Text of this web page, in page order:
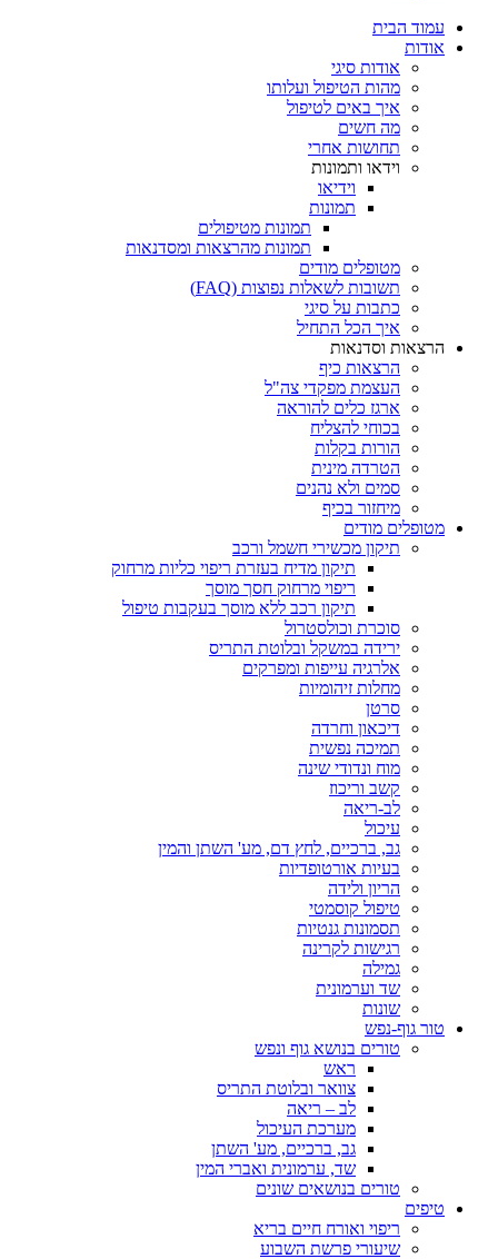
עמוד הבית
אודות
אודות סיגי
מהות הטיפול ועלותו
איך באים לטיפול
מה חשים
תחושות אחרי
וידאו ותמונות
וידיאו
תמונות
תמונות מטיפולים
תמונות מהרצאות ומסדנאות
מטופלים מודים
תשובות לשאלות נפוצות (FAQ)
כתבות על סיגי
איך הכל התחיל
הרצאות וסדנאות
הרצאות כיף
העצמת מפקדי צה"ל
ארגז כלים להוראה
בכוחי להצליח
הורות בקלות
הטרדה מינית
סמים ולא נהנים
מיחזור בכיף
מטופלים מודים
תיקון מכשירי חשמל ורכב
תיקון מדיח בעזרת ריפוי כליות מרחוק
ריפוי מרחוק חסך מוסך
תיקון רכב ללא מוסך בעקבות טיפול
סוכרת וכולסטרול
ירידה במשקל ובלוטת התריס
אלרגיה עייפות ומפרקים
מחלות זיהומיות
סרטן
דיכאון וחרדה
תמיכה נפשית
מוח ונדודי שינה
קשב וריכוז
לב-ריאה
עיכול
גב, ברכיים, לחץ דם, מע' השתן והמין
בעיות אורטופדיות
הריון ולידה
טיפול קוסמטי
תסמונות גנטיות
רגישות לקרינה
גמילה
שד וערמונית
שונות
טור גוף-נפש
טורים בנושא גוף ונפש
ראש
צוואר ובלוטת התריס
לב – ריאה
מערכת העיכול
גב, ברכיים, מע' השתן
שד, ערמונית ואברי המין
טורים בנושאים שונים
טיפים
ריפוי ואורח חיים בריא
שיעורי פרשת השבוע